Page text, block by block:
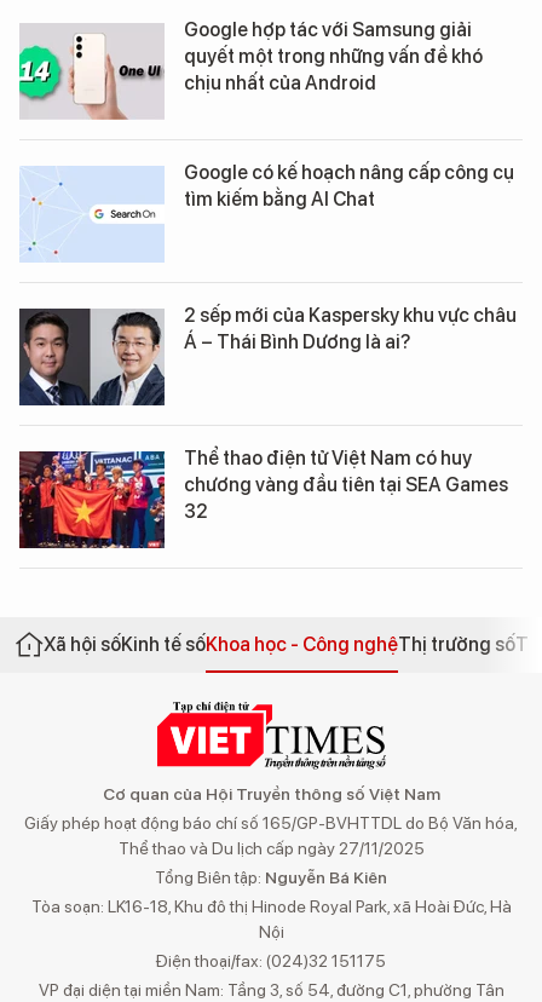
Google hợp tác với Samsung giải
quyết một trong những vấn đề khó
chịu nhất của Android
Google có kế hoạch nâng cấp công cụ
tìm kiếm bằng AI Chat
2 sếp mới của Kaspersky khu vực châu
Á – Thái Bình Dương là ai?
Thể thao điện tử Việt Nam có huy
chương vàng đầu tiên tại SEA Games
32
Xã hội sốKinh tế sốKhoa học - Công nghệThị trường số
Cơ quan của Hội Truyền thông số Việt Nam
Giấy phép hoạt động báo chí số 165/GP-BVHTTDL do Bộ Văn hóa,
Thể thao và Du lịch cấp ngày 27/11/2025
Tổng Biên tập: Nguyễn Bá Kiên
Tòa soạn: LK16-18, Khu đô thị Hinode Royal Park, xã Hoài Đức, Hà
Nội
Điện thoại/fax: (024)32 151175
VP đại diện tại miền Nam: Tầng 3, số 54, đường C1, phường Tân